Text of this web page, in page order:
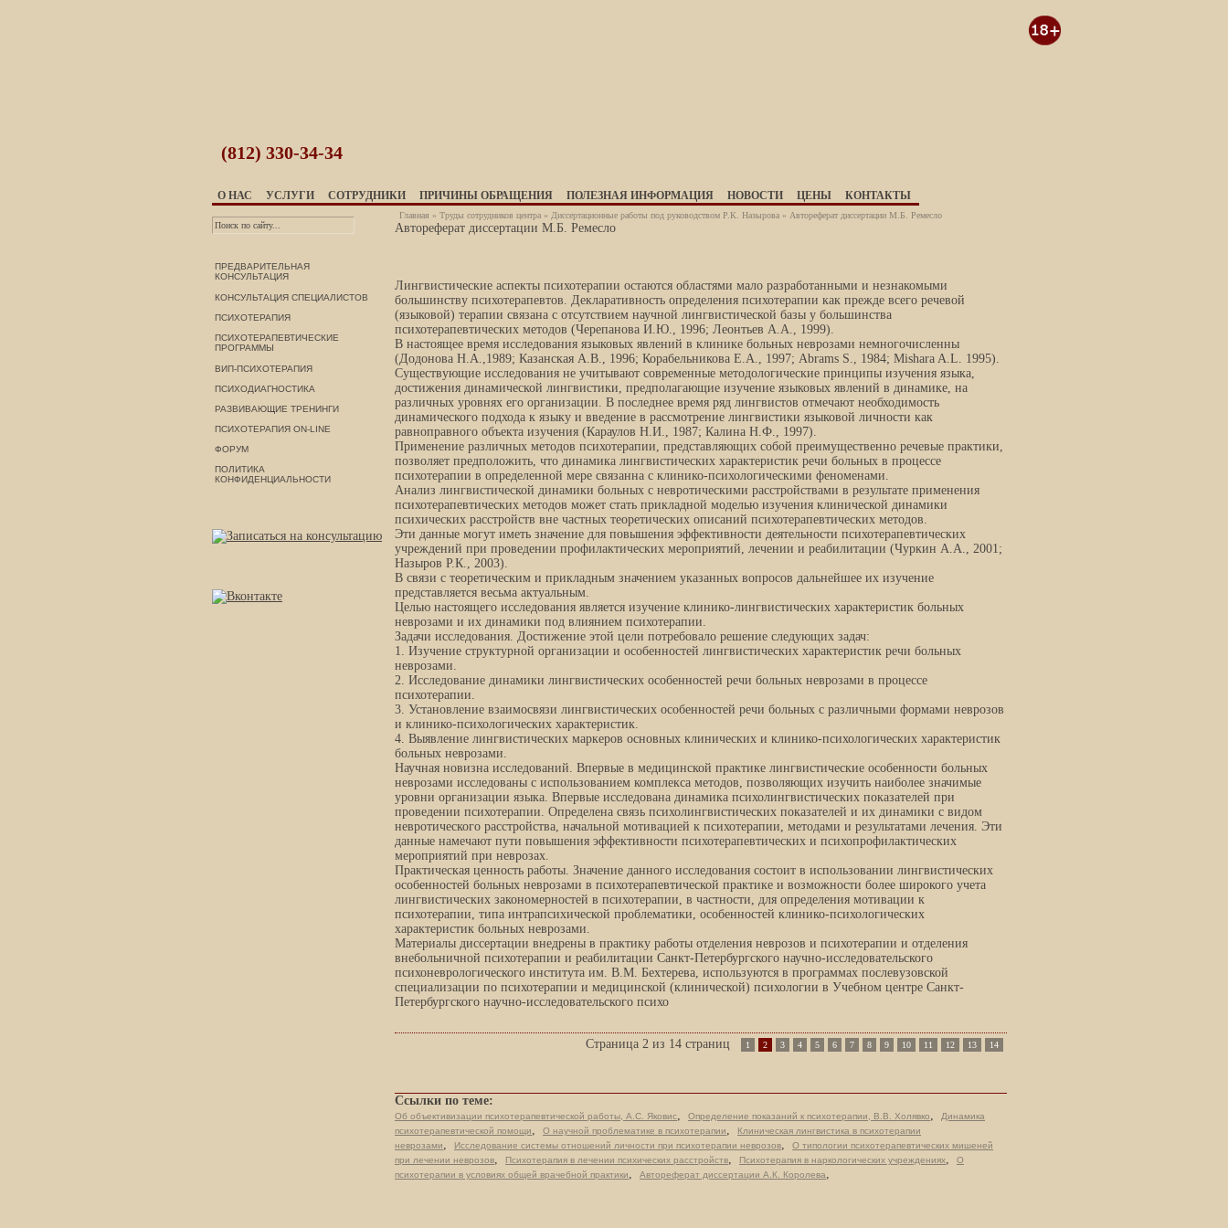
(812) 330-34-34
О НАС УСЛУГИ СОТРУДНИКИ ПРИЧИНЫ ОБРАЩЕНИЯ ПОЛЕЗНАЯ ИНФОРМАЦИЯ НОВОСТИ ЦЕНЫ КОНТАКТЫ
ПРЕДВАРИТЕЛЬНАЯ
КОНСУЛЬТАЦИЯ
КОНСУЛЬТАЦИЯ СПЕЦИАЛИСТОВ
ПСИХОТЕРАПИЯ
ПСИХОТЕРАПЕВТИЧЕСКИЕ
ПРОГРАММЫ
ВИП-ПСИХОТЕРАПИЯ
ПСИХОДИАГНОСТИКА
РАЗВИВАЮЩИЕ ТРЕНИНГИ
ПСИХОТЕРАПИЯ ON-LINE
ФОРУМ
ПОЛИТИКА
КОНФИДЕНЦИАЛЬНОСТИ
Главная » Труды сотрудников центра » Диссертационные работы под руководством Р.К. Назырова » Автореферат диссертации М.Б. Ремесло
Автореферат диссертации М.Б. Ремесло
Лингвистические аспекты психотерапии остаются областями мало разработанными и незнакомыми
большинству психотерапевтов. Декларативность определения психотерапии как прежде всего речевой
(языковой) терапии связана с отсутствием научной лингвистической базы у большинства
психотерапевтических методов (Черепанова И.Ю., 1996; Леонтьев А.А., 1999).
В настоящее время исследования языковых явлений в клинике больных неврозами немногочисленны
(Додонова Н.А.,1989; Казанская А.В., 1996; Корабельникова Е.А., 1997; Abrams S., 1984; Mishara A.L. 1995).
Существующие исследования не учитывают современные методологические принципы изучения языка,
достижения динамической лингвистики, предполагающие изучение языковых явлений в динамике, на
различных уровнях его организации. В последнее время ряд лингвистов отмечают необходимость
динамического подхода к языку и введение в рассмотрение лингвистики языковой личности как
равноправного объекта изучения (Караулов Н.И., 1987; Калина Н.Ф., 1997).
Применение различных методов психотерапии, представляющих собой преимущественно речевые практики,
позволяет предположить, что динамика лингвистических характеристик речи больных в процессе
психотерапии в определенной мере связанна с клинико-психологическими феноменами.
Анализ лингвистической динамики больных с невротическими расстройствами в результате применения
психотерапевтических методов может стать прикладной моделью изучения клинической динамики
психических расстройств вне частных теоретических описаний психотерапевтических методов.
Эти данные могут иметь значение для повышения эффективности деятельности психотерапевтических
учреждений при проведении профилактических мероприятий, лечении и реабилитации (Чуркин А.А., 2001;
Назыров Р.К., 2003).
В связи с теоретическим и прикладным значением указанных вопросов дальнейшее их изучение
представляется весьма актуальным.
Целью настоящего исследования является изучение клинико-лингвистических характеристик больных
неврозами и их динамики под влиянием психотерапии.
Задачи исследования. Достижение этой цели потребовало решение следующих задач:
1. Изучение структурной организации и особенностей лингвистических характеристик речи больных
неврозами.
2. Исследование динамики лингвистических особенностей речи больных неврозами в процессе
психотерапии.
3. Установление взаимосвязи лингвистических особенностей речи больных с различными формами неврозов
и клинико-психологических характеристик.
4. Выявление лингвистических маркеров основных клинических и клинико-психологических характеристик
больных неврозами.
Научная новизна исследований. Впервые в медицинской практике лингвистические особенности больных
неврозами исследованы с использованием комплекса методов, позволяющих изучить наиболее значимые
уровни организации языка. Впервые исследована динамика психолингвистических показателей при
проведении психотерапии. Определена связь психолингвистических показателей и их динамики с видом
невротического расстройства, начальной мотивацией к психотерапии, методами и результатами лечения. Эти
данные намечают пути повышения эффективности психотерапевтических и психопрофилактических
мероприятий при неврозах.
Практическая ценность работы. Значение данного исследования состоит в использовании лингвистических
особенностей больных неврозами в психотерапевтической практике и возможности более широкого учета
лингвистических закономерностей в психотерапии, в частности, для определения мотивации к
психотерапии, типа интрапсихической проблематики, особенностей клинико-психологических
характеристик больных неврозами.
Материалы диссертации внедрены в практику работы отделения неврозов и психотерапии и отделения
внебольничной психотерапии и реабилитации Санкт-Петербургского научно-исследовательского
психоневрологического института им. В.М. Бехтерева, используются в программах послевузовской
специализации по психотерапии и медицинской (клинической) психологии в Учебном центре Санкт-
Петербургского научно-исследовательского психо
Страница 2 из 14 страниц 1 2 3 4 5 6 7 8 9 10 11 12 13 14
Ссылки по теме:
Об объективизации психотерапевтической работы, А.С. Яковис, Определение показаний к психотерапии, В.В. Холявко,
Динамика
психотерапевтической помощи, О научной проблематике в психотерапии,
Клиническая лингвистика в психотерапии
неврозами, Исследование системы отношений личности при психотерапии неврозов,
О типологии психотерапевтических мишеней
при лечении неврозов, Психотерапия в лечении психических расстройств, Психотерапия в наркологических учреждениях,
О
психотерапии в условиях общей врачебной практики, Автореферат диссертации А.К. Королева,